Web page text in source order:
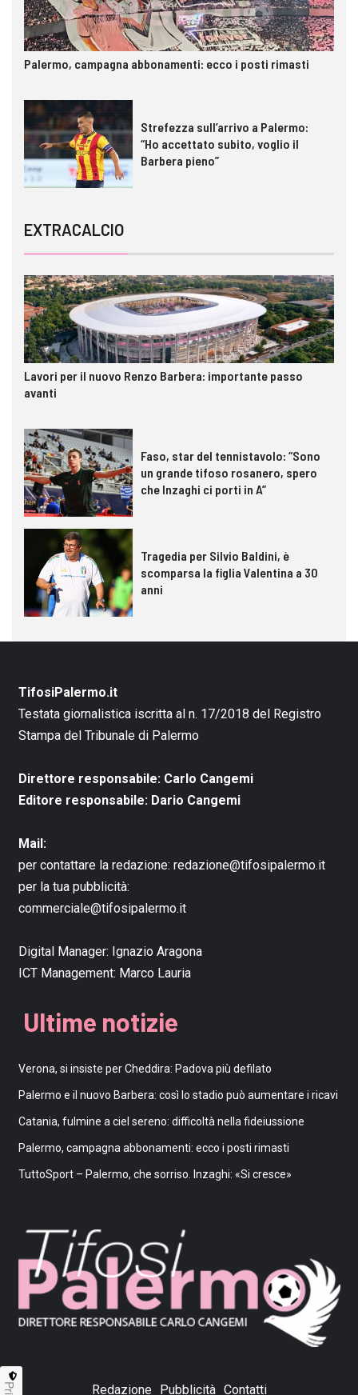
Palermo, campagna abbonamenti: ecco i posti rimasti
Strefezza sull’arrivo a Palermo:
“Ho accettato subito, voglio il
Barbera pieno”
EXTRACALCIO
Lavori per il nuovo Renzo Barbera: importante passo
avanti
Faso, star del tennistavolo: “Sono
un grande tifoso rosanero, spero
che Inzaghi ci porti in A”
Tragedia per Silvio Baldini, è
scomparsa la figlia Valentina a 30
anni
TifosiPalermo.it
Testata giornalistica iscritta al n. 17/2018 del Registro
Stampa del Tribunale di Palermo
Direttore responsabile: Carlo Cangemi
Editore responsabile: Dario Cangemi
Mail:
per contattare la redazione: redazione@tifosipalermo.it
per la tua pubblicità:
commerciale@tifosipalermo.it
Digital Manager: Ignazio Aragona
ICT Management: Marco Lauria
Ultime notizie
Verona, si insiste per Cheddira: Padova più defilato
Palermo e il nuovo Barbera: così lo stadio può aumentare i ricavi
Catania, fulmine a ciel sereno: difficoltà nella fideiussione
Palermo, campagna abbonamenti: ecco i posti rimasti
TuttoSport – Palermo, che sorriso. Inzaghi: «Si cresce»
Redazione Pubblicità Contatti